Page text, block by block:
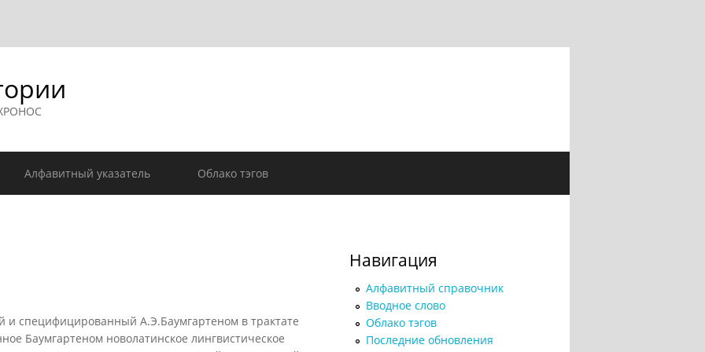
Алфавитный указатель Облако тэгов
специфицированный А.Э.Баумгартеном в трактате
Баумгартеном новолатинское лингвистическое
Навигация
Алфавитный справочник
Вводное слово
Облако тэгов
Последние обновления